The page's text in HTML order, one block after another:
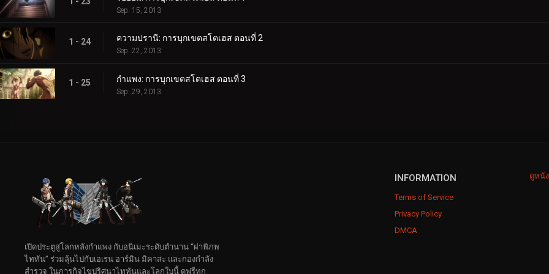
Sep. 15, 2013
1 - 24 ความปรานี: การบุกเขตสโตเฮส ตอนที่ 2
Sep. 22, 2013
1 - 25 กำแพง: การบุกเขตสโตเฮส ตอนที่ 3
Sep. 29, 2013
INFORMATION
Terms of Service
Privacy Policy
DMCA
ดูหนั
เปิดประตูสู่โลกหลังกำแพง กับอนิเมะระดับตำนาน “ผ่าพิภพ
ไททัน” ร่วมลุ้นไปกับเอเรน อาร์มิน มิคาสะ และกองกำลัง
สำรวจ ในภารกิจไขปริศนาไททันและโลกใบนี้ ดูฟรีทุก